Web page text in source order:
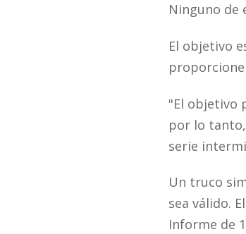
Ninguno de
El objetivo
"El objetivo
por lo
serie
Un truco
sea válido.
Informe de